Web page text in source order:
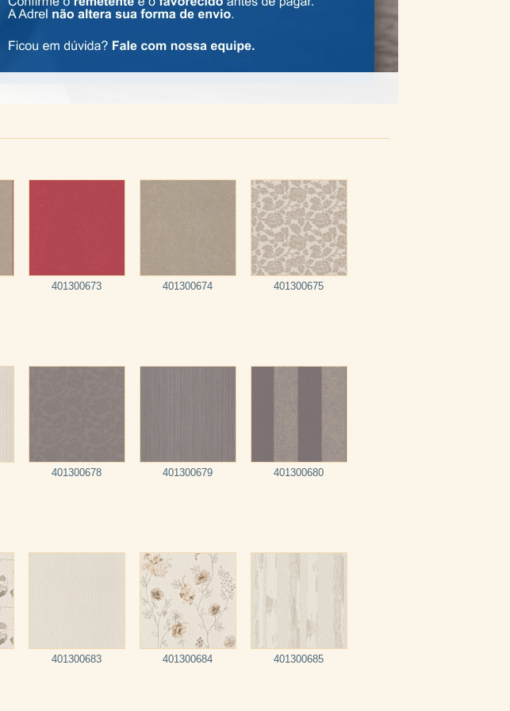
401300673 401300674 401300675
401300678 401300679 401300680
401300683 401300684 401300685